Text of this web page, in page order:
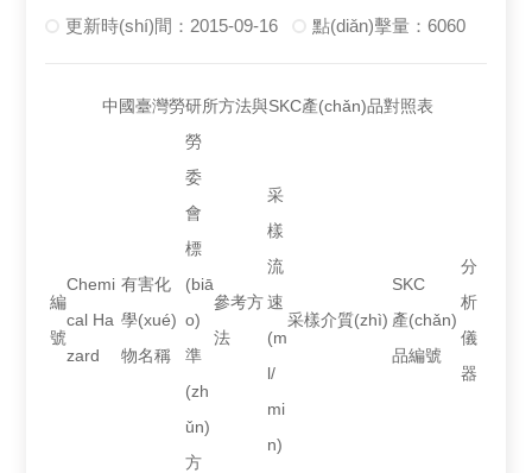
更新時(shí)間：2015-09-16 點(diǎn)擊量：6060
中國臺灣勞研所方法與SKC產(chǎn)品對照表
編
號
Chemi
cal Ha
zard
有害化
學(xué)
物名稱
勞
委
會
標
(biā
o)
準
(zh
ǔn)
方
參考方
法
采
樣
流
速
(m
l/
mi
n)
采樣介質(zhì)
SKC
產(chǎn)
品編號
分
析
儀
器